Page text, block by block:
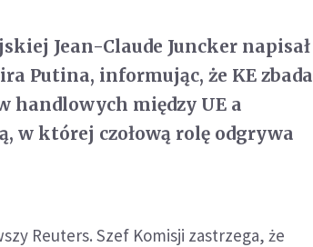
Jean-Claude Juncker napisał
Putina, informując, że KE zbada
między UE a
w której czołową rolę odgrywa
Reuters. Szef Komisji zastrzega, że